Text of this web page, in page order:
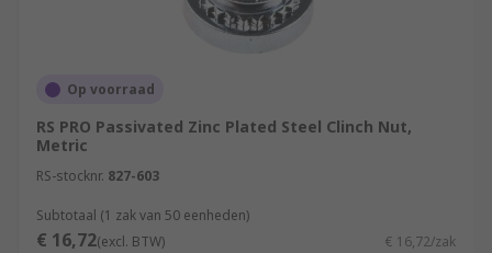
Op voorraad
RS PRO Passivated Zinc Plated Steel Clinch Nut,
Metric
RS-stocknr. 827-603
Subtotaal (1 zak van 50 eenheden)
€ 16,72(excl. BTW) € 16,72/zak